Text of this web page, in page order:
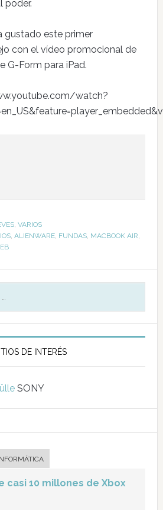
poder.
gustado este primer
con el vídeo promocional de
G-Form para iPad.
watch?
, VARIOS
, ALIENWARE, FUNDAS, MACBOOK AIR,
DE INTERÉS
SONY
casi 10 millones de Xbox